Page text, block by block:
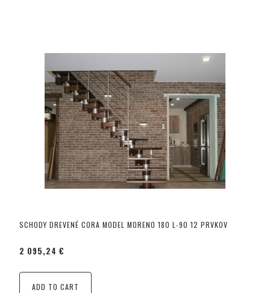
SCHODY DREVENÉ CORA MODEL MORENO 180 L-90 12 PRVKOV
2 095,24 €
ADD TO CART